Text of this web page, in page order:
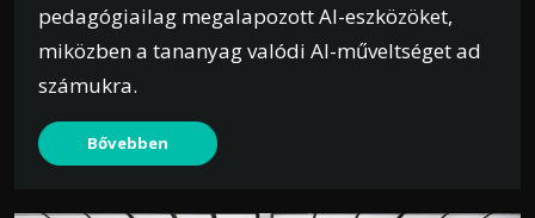
pedagógiailag megalapozott AI-eszközöket,
miközben a tananyag valódi AI-műveltséget ad
számukra.
Bővebben